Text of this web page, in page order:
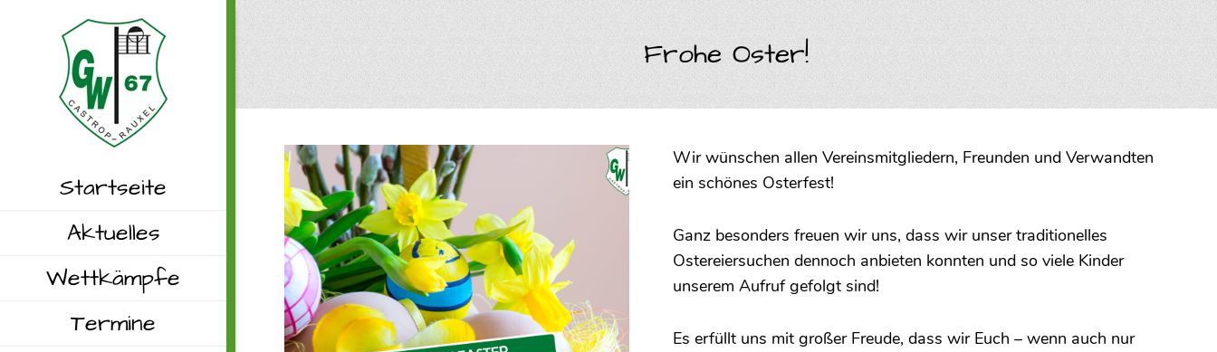
Startseite
Aktuelles
Wettkämpfe
Termine
Frohe Oster!
Wir wünschen allen Vereinsmitgliedern, Freunden und Verwandten
ein schönes Osterfest!
Ganz besonders freuen wir uns, dass wir unser traditionelles
Ostereiersuchen dennoch anbieten konnten und so viele Kinder
unserem Aufruf gefolgt sind!
Es erfüllt uns mit großer Freude, dass wir Euch – wenn auch nur